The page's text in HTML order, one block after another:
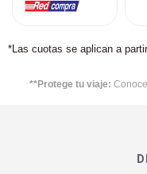
*Las cuotas se aplican a
**Protege tu viaje: